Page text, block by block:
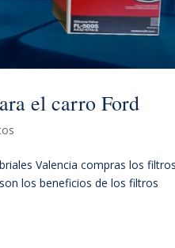
el carro Ford
Valencia compras los
los beneficios de los filtros